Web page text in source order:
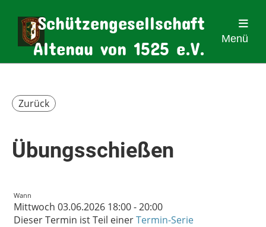
Schützengesellschaft
Altenau von 1525 e.V.
Menü
Zurück
Übungsschießen
Wann
Mittwoch 03.06.2026 18:00 - 20:00
Dieser Termin ist Teil einerTermin-Serie